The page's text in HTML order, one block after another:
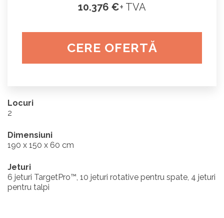
10.376 €+ TVA
CERE OFERTĂ
Locuri
2
Dimensiuni
190 x 150 x 60 cm
Jeturi
6 jeturi TargetPro™, 10 jeturi rotative pentru spate, 4 jeturi
pentru talpi